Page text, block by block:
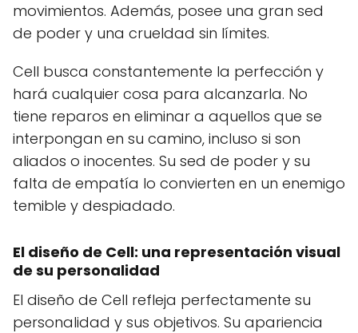
movimientos. Además, posee una gran sed
de poder y una crueldad sin límites.
Cell busca constantemente la perfección y
hará cualquier cosa para alcanzarla. No
tiene reparos en eliminar a aquellos que se
interpongan en su camino, incluso si son
aliados o inocentes. Su sed de poder y su
falta de empatía lo convierten en un enemigo
temible y despiadado.
El diseño de Cell: una representación visual
de su personalidad
El diseño de Cell refleja perfectamente su
personalidad y sus objetivos. Su apariencia